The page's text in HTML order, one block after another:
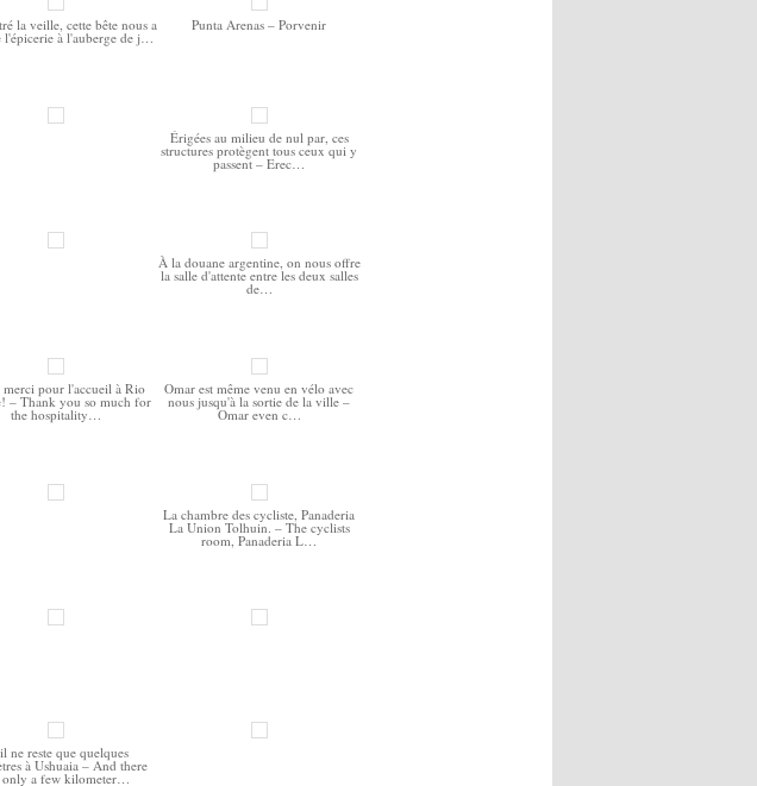
la veille, cette bête nous a
l'épicerie à l'auberge de j…
Punta Arenas – Porvenir
Érigées au milieu de nul par, ces
structures protègent tous ceux qui y
passent – Erec…
À la douane argentine, on nous offre
la salle d'attente entre les deux salles
de…
pour l'accueil à Rio
– Thank you so much for
the hospitality…
Omar est même venu en vélo avec
nous jusqu'à la sortie de la ville –
Omar even c…
La chambre des cycliste, Panaderia
La Union Tolhuin. – The cyclists
room, Panaderia L…
ne reste que quelques
à Ushuaia – And there
only a few kilometer…